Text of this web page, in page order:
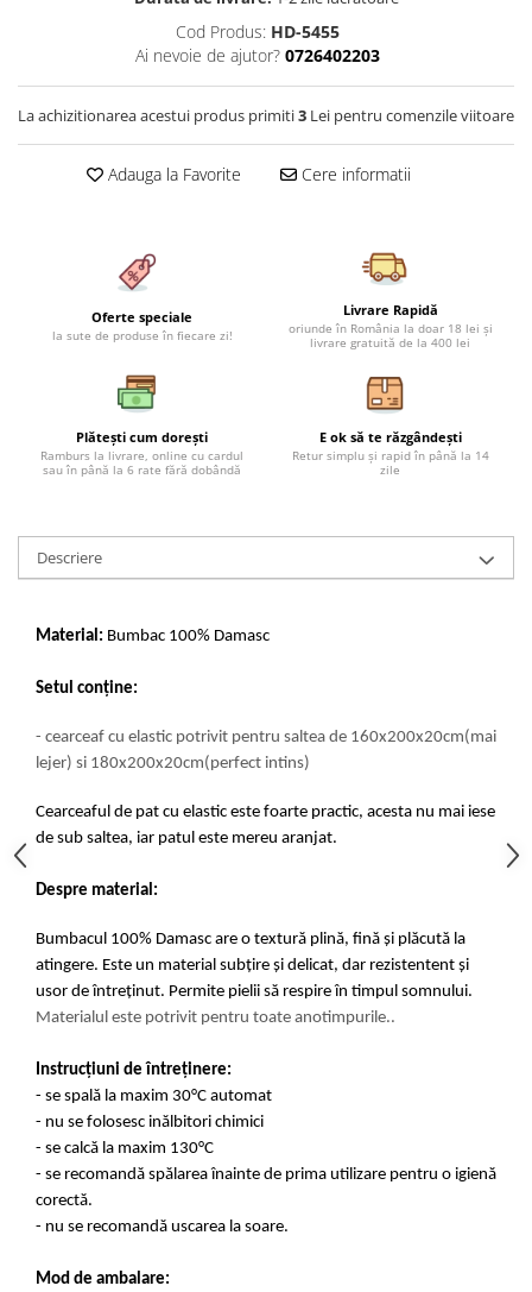
Cearceaf normal 6 piese
Lenjerii Catifea
Cearceaf cu elastic
Cearceaf normal
Lenjerii Pufoase Fluffy/ Rabbit
Bumbac 100% Poplin Hobby
Bumbac 100%
Lenjerii Satin Premium
Lenjerii Matase
Lenjerii Creponate
Lenjerii pentru PASTE
Huse De Pat Tricotate 160x200cm
Huse De Pat Tricotate 180x200cm
Huse Impermeabile
Huse Impermeabile 160x200cm
Huse Impermeabile 180x200cm
Cod Produs: HD-5455
Ai nevoie de ajutor? 0726402203
La achizitionarea acestui produs primiti3 Lei pentru comenzile viitoare
Adauga la Favorite Cere informatii
Oferte speciale
la sute de produse în fiecare zi!
Livrare Rapidă
oriunde în România la doar 18 lei și
livrare gratuită de la 400 lei
Plătești cum dorești
Ramburs la livrare, online cu cardul
sau în până la 6 rate fără dobândă
E ok să te răzgândești
Retur simplu și rapid în până la 14
zile
Descriere
Material: Bumbac 100% Damasc
Setul conține:
- cearceaf cu elastic potrivit pentru saltea de 160x200x20cm(mai
lejer) si 180x200x20cm(perfect intins)
Cearceaful de pat cu elastic este foarte practic, acesta nu mai iese
de sub saltea, iar patul este mereu aranjat.
Despre material:
Bumbacul 100% Damasc are o textură plină, fină și plăcută la
atingere. Este un material subțire și delicat, dar rezistentent și
usor de întreținut. Permite pielii să respire în timpul somnului.
Materialul este potrivit pentru toate anotimpurile..
Instrucțiuni de întreținere:
- se spală la maxim 30°C automat
- nu se folosesc inălbitori chimici
- se calcă la maxim 130°C
- se recomandă spălarea înainte de prima utilizare pentru o igienă
corectă.
- nu se recomandă uscarea la soare.
Mod de ambalare: